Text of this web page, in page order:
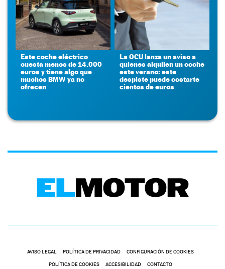
Este coche eléctrico
cuesta menos de 14.000
euros y tiene algo que
muchos BMW ya no
ofrecen
La OCU lanza un aviso a
quienes alquilen un coche
este verano: este
despiste puede costarte
cientos de euros
AVISO LEGAL POLÍTICA DE PRIVACIDAD CONFIGURACIÓN DE COOKIES
POLÍTICA DE COOKIES ACCESIBILIDAD CONTACTO